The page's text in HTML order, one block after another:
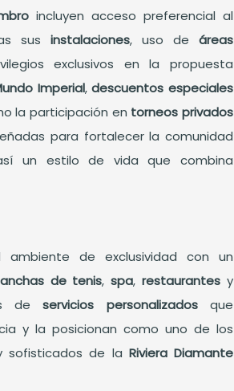
incluyen acceso preferencial al
sus instalaciones, uso de áreas
exclusivos en la propuesta
Imperial,descuentos especiales
la participación en torneos privados
para fortalecer la comunidad
un estilo de vida que combina
ambiente de exclusividad con un
de tenis,spa,restaurantes y
deservicios personalizados que
y la posicionan como uno de los
sofisticados de la Riviera Diamante